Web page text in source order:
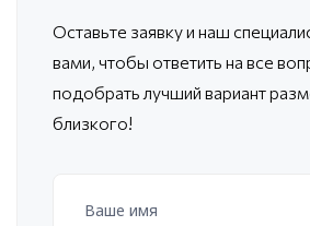
Оставьте заявку и наш
вами, чтобы ответить на все
подобрать лучший вариант
близкого!